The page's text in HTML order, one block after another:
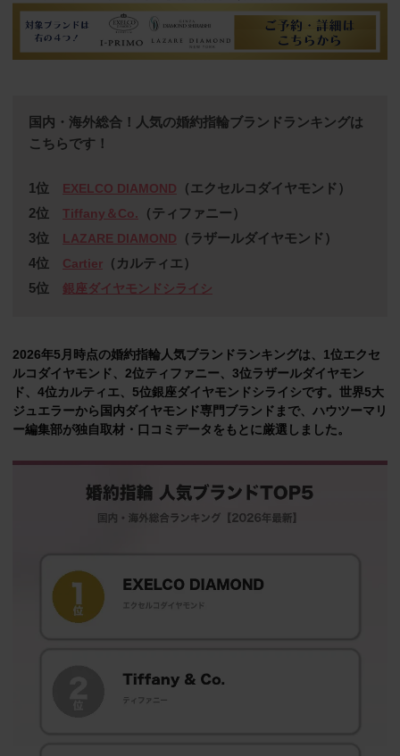
国内・海外総合！人気の婚約指輪ブランドランキングは
こちらです！
1位 EXELCO DIAMOND （エクセルコダイヤモンド）
2位 Tiffany＆Co. （ティファニー）
3位 LAZARE DIAMOND （ラザールダイヤモンド）
4位 Cartier （カルティエ）
5位 銀座ダイヤモンドシライシ
2026年5月時点の婚約指輪人気ブランドランキングは、1位エクセ
ルコダイヤモンド、2位ティファニー、3位ラザールダイヤモン
ド、4位カルティエ、5位銀座ダイヤモンドシライシです。世界5大
ジュエラーから国内ダイヤモンド専門ブランドまで、ハウツーマリ
ー編集部が独自取材・口コミデータをもとに厳選しました。